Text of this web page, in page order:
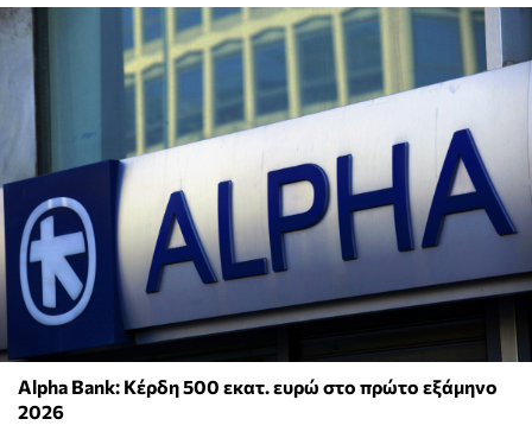
Alpha Bank: Κέρδη 500 εκατ. ευρώ στο πρώτο εξάμηνο
2026